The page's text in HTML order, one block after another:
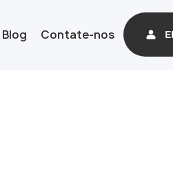
Blog Contate-nos